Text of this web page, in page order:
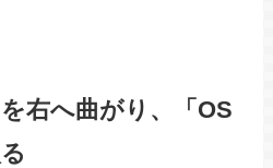
右へ曲がり、「OS